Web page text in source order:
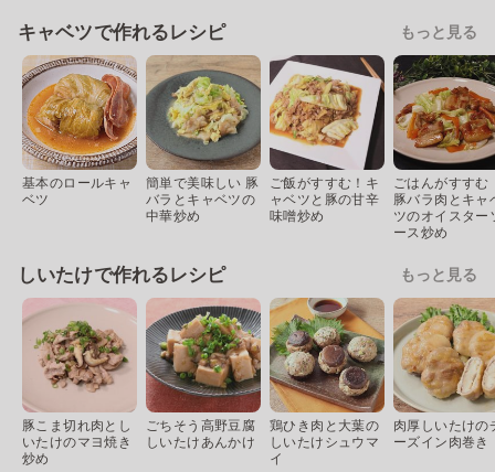
キャベツで作れるレシピ もっと見る
基本のロールキャ
ベツ
簡単で美味しい 豚
バラとキャベツの
中華炒め
ご飯がすすむ！キ
ャベツと豚の甘辛
味噌炒め
ごはんがすすむ
豚バラ肉とキャ
ツのオイスター
ース炒め
しいたけで作れるレシピ もっと見る
豚こま切れ肉とし
いたけのマヨ焼き
炒め
ごちそう高野豆腐
しいたけあんかけ
鶏ひき肉と大葉の
しいたけシュウマ
イ
肉厚しいたけの
ーズイン肉巻き